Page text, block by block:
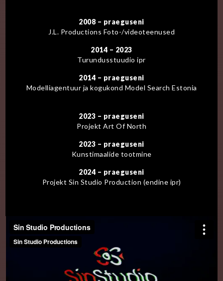
2008 – praeguseni
J.L. Productions Foto-/videoteenused
2014 – 2023
Turundusstuudio ipr
2014 – praeguseni
Modelliagentuur ja kogukond Model Search Estonia
2023 – praeguseni
Projekt Art Of North
2023 – praeguseni
Kunstimaalide tootmine
2024 – praeguseni
Projekt Sin Studio Production (endine ipr)